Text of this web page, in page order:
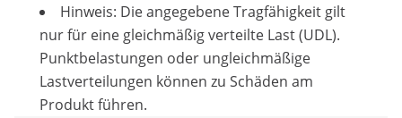
Hinweis: Die angegebene Tragfähigkeit gilt
nur für eine gleichmäßig verteilte Last (UDL).
Punktbelastungen oder ungleichmäßige
Lastverteilungen können zu Schäden am
Produkt führen.